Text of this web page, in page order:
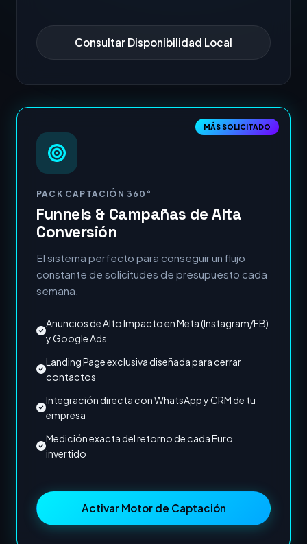
Consultar Disponibilidad Local
MÁS SOLICITADO
PACK CAPTACIÓN 360°
Funnels & Campañas de Alta
Conversión
El sistema perfecto para conseguir un flujo
constante de solicitudes de presupuesto cada
semana.
Anuncios de Alto Impacto en Meta (Instagram/FB)
y Google Ads
Landing Page exclusiva diseñada para cerrar
contactos
Integración directa con WhatsApp y CRM de tu
empresa
Medición exacta del retorno de cada Euro
invertido
Activar Motor de Captación